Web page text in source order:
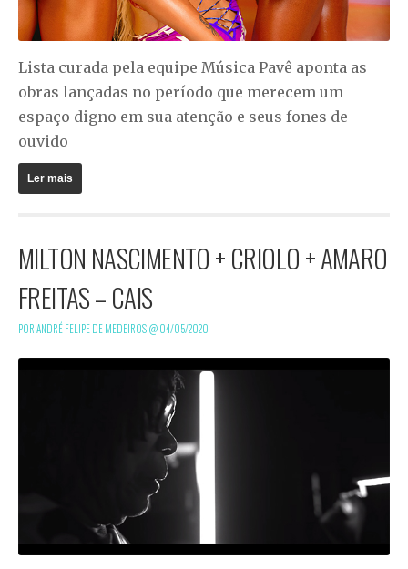
Lista curada pela equipe Música Pavê aponta as
obras lançadas no período que merecem um
espaço digno em sua atenção e seus fones de
ouvido
Ler mais
MILTON NASCIMENTO + CRIOLO + AMARO
FREITAS – CAIS
POR ANDRÉ FELIPE DE MEDEIROS @04/05/2020